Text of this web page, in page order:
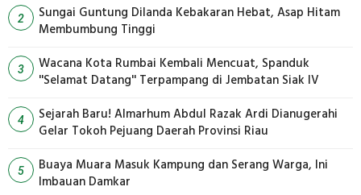
2
Sungai Guntung Dilanda Kebakaran Hebat, Asap Hitam
Membumbung Tinggi
3
Wacana Kota Rumbai Kembali Mencuat, Spanduk
''Selamat Datang'' Terpampang di Jembatan Siak IV
4
Sejarah Baru! Almarhum Abdul Razak Ardi Dianugerahi
Gelar Tokoh Pejuang Daerah Provinsi Riau
5
Buaya Muara Masuk Kampung dan Serang Warga, Ini
Imbauan Damkar